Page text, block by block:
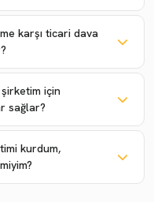
karşı ticari dava
için
sağlar?
kurdum,